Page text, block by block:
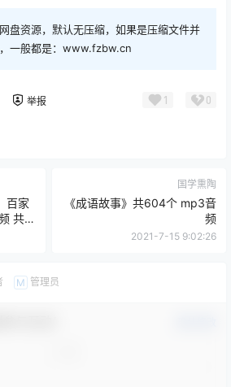
盘资源，默认无压缩，如果是压缩文件并
一般都是：www.fzbw.cn
举报 1 0
百家
共
国学熏陶
《成语故事》共604个 mp3音
频
2021-7-15 9:02:26
M 管理员